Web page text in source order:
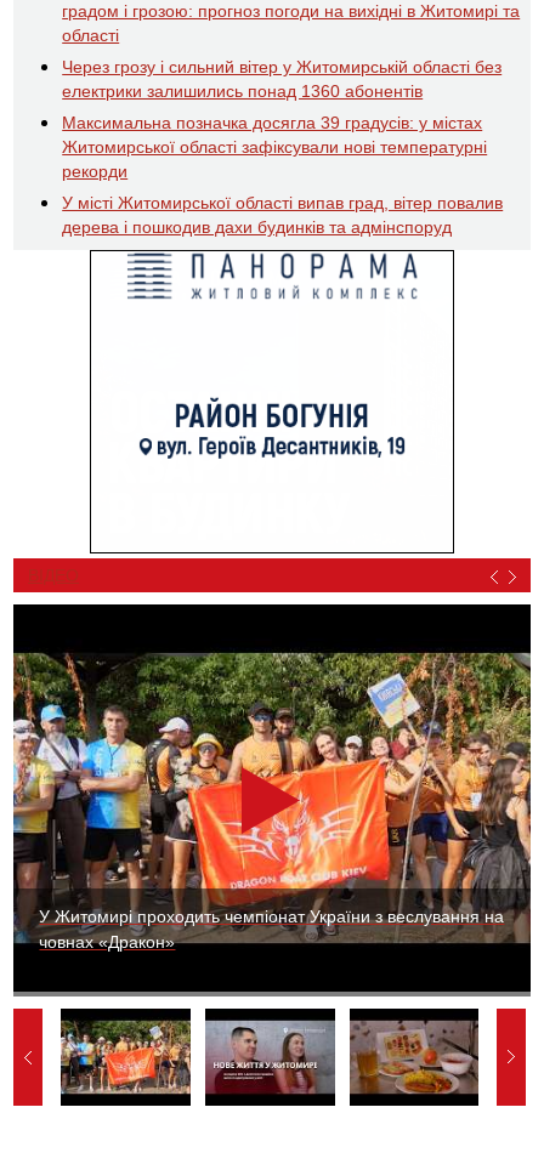
градом і грозою: прогноз погоди на вихідні в Житомирі та
області
Через грозу і сильний вітер у Житомирській області без
електрики залишились понад 1360 абонентів
Максимальна позначка досягла 39 градусів: у містах
Житомирської області зафіксували нові температурні
рекорди
У місті Житомирської області випав град, вітер повалив
дерева і пошкодив дахи будинків та адмінспоруд
ВІДЕО
У Житомирі проходить чемпіонат України з веслування на
човнах «Дракон»